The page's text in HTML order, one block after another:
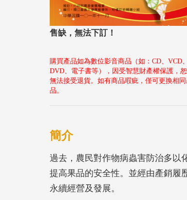
售缺，無法下訂！
購買產品如為數位影音商品（如：CD、VCD、
DVD、電子書等），因受智慧財產權保護，恕
無法接受退貨。如有商品瑕疵，僅可更換相
品。
簡介
過去，農民對作物病蟲害防治多以
提高果品的安全性。並經由產銷履
永續經營及發展。